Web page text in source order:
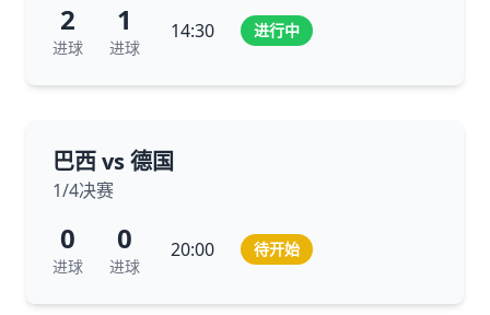
2
进球
1
进球
14:30 进行中
巴西 vs 德国
1/4决赛
0
进球
0
进球
20:00 待开始